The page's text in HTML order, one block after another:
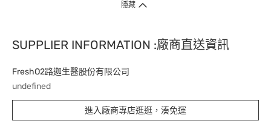
隱藏
SUPPLIER INFORMATION :廠商直送資訊
FreshO2路迦生醫股份有限公司
undefined
進入廠商專店逛逛，湊免運